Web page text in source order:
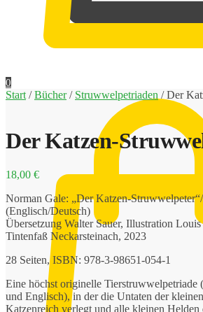
0
Start /Bücher/ Struwwelpetriaden /Der
Der Katzen-
18,00 €
Norman Gale: „Der Katzen-
(Englisch/Deutsch)
Übersetzung Walter Sauer, Illustration
Tintenfaß Neckarsteinach, 2023
28 Seiten, ISBN: 978-3-98651-054-1
Eine höchst originelle Tierstruwwelpetriade
und Englisch), in der die Untaten der
Katzenreich verlegt und alle kleinen